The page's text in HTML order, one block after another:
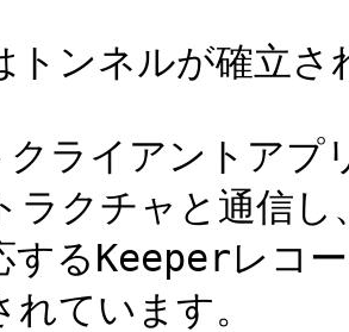
トンネルが確立
ライアントアプ
ラクチャと通信し
するKeeperレコ
れています。